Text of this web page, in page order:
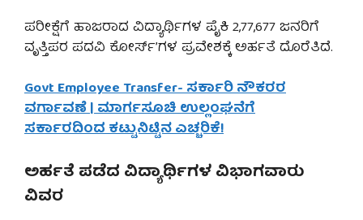
ಪರೀಕ್ಷೆಗೆ ಹಾಜರಾದ ವಿದ್ಯಾರ್ಥಿಗಳ ಪೈಕಿ 2,77,677 ಜನರಿಗೆ
ವೃತ್ತಿಪರ ಪದವಿ ಕೋರ್ಸ್’ಗಳ ಪ್ರವೇಶಕ್ಕೆ ಅರ್ಹತೆ ದೊರೆತಿದೆ.
Govt Employee Transfer- ಸರ್ಕಾರಿ ನೌಕರರ
ವರ್ಗಾವಣೆ | ಮಾರ್ಗಸೂಚಿ ಉಲ್ಲಂಘನೆಗೆ
ಸರ್ಕಾರದಿಂದ ಕಟ್ಟುನಿಟ್ಟಿನ ಎಚ್ಚರಿಕೆ!
ಅರ್ಹತೆ ಪಡೆದ ವಿದ್ಯಾರ್ಥಿಗಳ ವಿಭಾಗವಾರು
ವಿವರ